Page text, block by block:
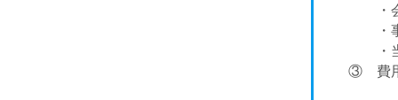
・会
・事故
・当該
③ 費用の